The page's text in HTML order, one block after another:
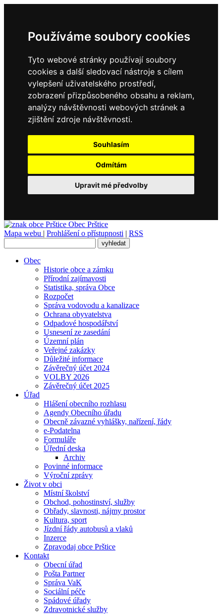
Používáme soubory cookies
Tyto webové stránky používají soubory
cookies a další sledovací nástroje s cílem
vylepšení uživatelského prostředí,
zobrazení přizpůsobeného obsahu a reklam,
analýzy návštěvnosti webových stránek a
zjištění zdroje návštěvnosti.
Souhlasím
Odmítám
Upravit mé předvolby
Obec Prštice
Mapa webu | Prohlášení o přístupnosti | RSS
Obec
Historie obce a zámku
Přírodní zajímavosti
Statistika, správa Obce
Rozpočet
Správa vodovodu a kanalizace
Ochrana obyvatelstva
Odpadové hospodářství
Usnesení ze zasedání
Územní plán
Veřejné zakázky
Důležité informace
Závěrečný účet 2024
VOLBY 2026
Závěrečný účet 2025
Úřad
Hlášení obecního rozhlasu
Agendy Obecního úřadu
Obecně závazné vyhlášky, nařízení, řády
e-Podatelna
Formuláře
Úřední deska
Archiv
Povinné informace
Výroční zprávy
Život v obci
Místní školství
Obchod, pohostinství, služby
Obřady, slavnosti, nájmy prostor
Kultura, sport
Jízdní řády autobusů a vlaků
Inzerce
Zpravodaj obce Prštice
Kontakt
Obecní úřad
Pošta Partner
Správa VaK
Sociální péče
Spádové úřady
Zdravotnické služby